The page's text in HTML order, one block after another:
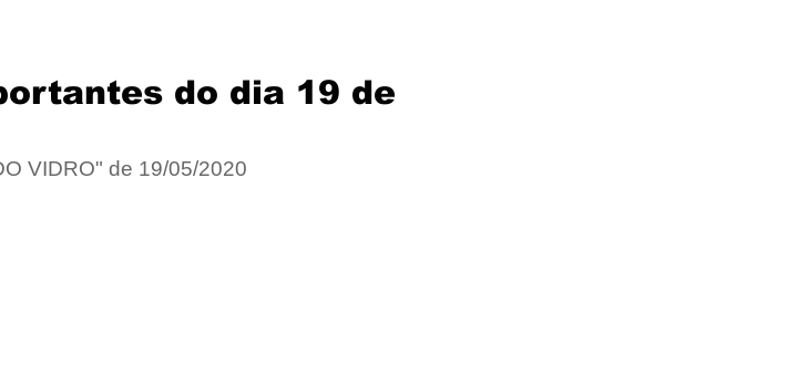
do dia 19 de
VIDRO" de 19/05/2020